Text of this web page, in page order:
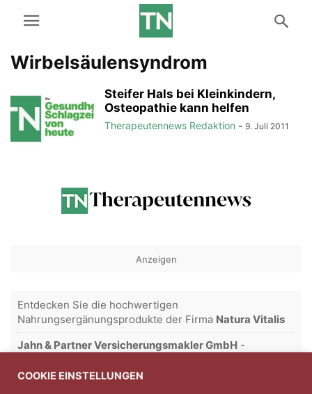
Wirbelsäulensyndrom
Steifer Hals bei Kleinkindern,
Osteopathie kann helfen
Therapeutennews Redaktion - 9. Juli 2011
Anzeigen
Entdecken Sie die hochwertigen
Nahrungsergänungsprodukte der Firma Natura Vitalis
Jahn & Partner Versicherungsmakler GmbH -
Professioneller Rundumschutz seit über 30 Jahren.
COOKIE EINSTELLUNGEN